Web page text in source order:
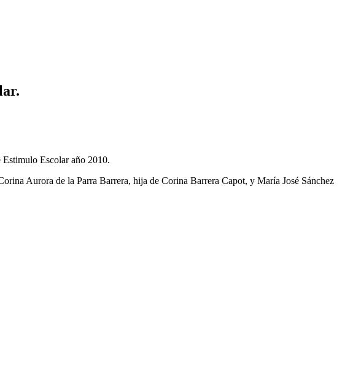
Escolar año 2010.
Aurora de la Parra Barrera, hija de Corina Barrera Capot, y María José Sánchez